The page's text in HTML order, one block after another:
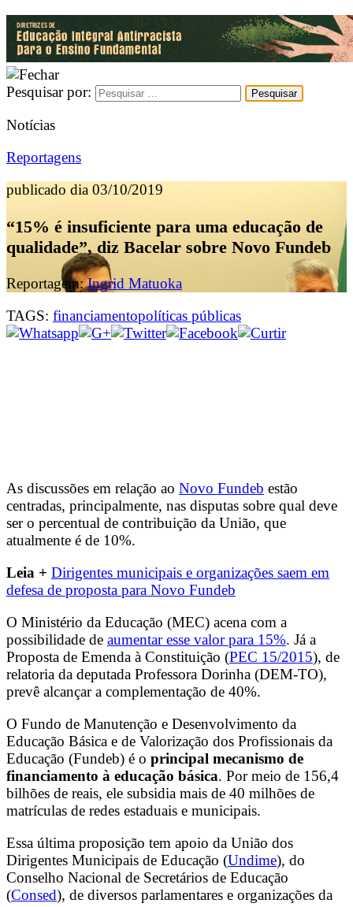
Pesquisar por:
Notícias
Reportagens
publicado dia 03/10/2019
“15% é insuficiente para uma educação de
qualidade”, diz Bacelar sobre Novo Fundeb
Reportagem:Ingrid Matuoka
TAGS: financiamentopolíticas públicas
As discussões em relação ao Novo Fundeb estão
centradas, principalmente, nas disputas sobre qual deve
ser o percentual de contribuição da União, que
atualmente é de 10%.
Leia + Dirigentes municipais e organizações saem em
defesa de proposta para Novo Fundeb
O Ministério da Educação (MEC) acena com a
possibilidade de aumentar esse valor para 15%. Já a
Proposta de Emenda à Constituição (PEC 15/2015), de
relatoria da deputada Professora Dorinha (DEM-TO),
prevê alcançar a complementação de 40%.
O Fundo de Manutenção e Desenvolvimento da
Educação Básica e de Valorização dos Profissionais da
Educação (Fundeb) é o principal mecanismo de
financiamento à educação básica. Por meio de 156,4
bilhões de reais, ele subsidia mais de 40 milhões de
matrículas de redes estaduais e municipais.
Essa última proposição tem apoio da União dos
Dirigentes Municipais de Educação (Undime), do
Conselho Nacional de Secretários de Educação
(Consed), de diversos parlamentares e organizações da